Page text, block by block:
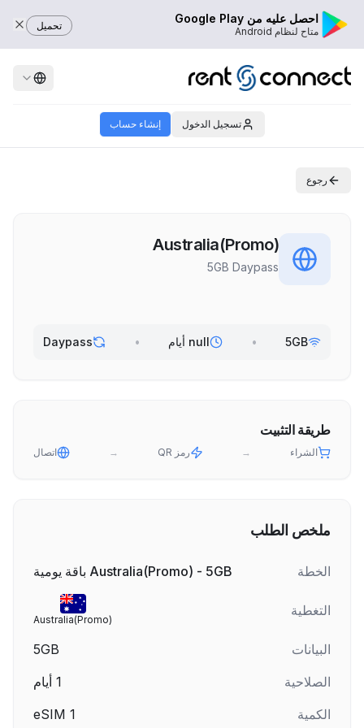
احصل عليه من Google Play
متاح لنظام Android تحميل
تسجيل الدخول إنشاء حساب
رجوع
Australia(Promo)
5GB Daypass
5GB
• null أيام •
Daypass
طريقة التثبيت
الشراء → رمز QR → اتصال
ملخص الطلب
الخطة Australia(Promo) - 5GB باقة يومية
التغطية
Australia(Promo)
البيانات
5GB
الصلاحية
1 أيام
الكمية
1